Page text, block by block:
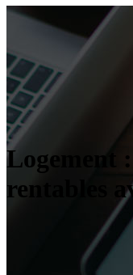
Logement
rentables